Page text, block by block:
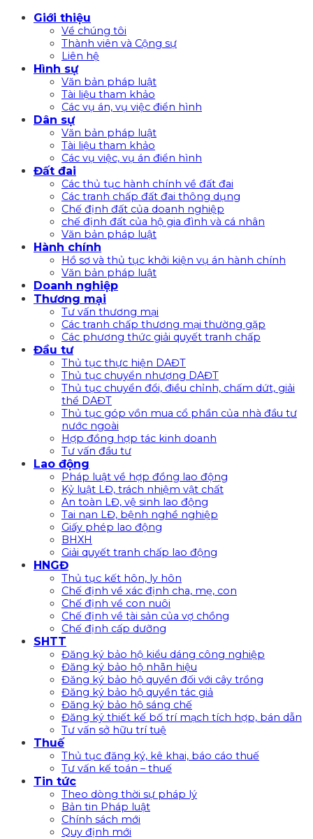
Giới thiệu
Về chúng tôi
Thành viên và Cộng sự
Liên hệ
Hình sự
Văn bản pháp luật
Tài liệu tham khảo
Các vụ án, vụ việc điển hình
Dân sự
Văn bản pháp luật
Tài liệu tham khảo
Các vụ việc, vụ án điển hình
Đất đai
Các thủ tục hành chính về đất đai
Các tranh chấp đất đai thông dụng
Chế định đất của doanh nghiệp
chế định đất của hộ gia đình và cá nhân
Văn bản pháp luật
Hành chính
Hồ sơ và thủ tục khởi kiện vụ án hành chính
Văn bản pháp luật
Doanh nghiệp
Thương mại
Tư vấn thương mại
Các tranh chấp thương mại thường gặp
Các phương thức giải quyết tranh chấp
Đầu tư
Thủ tục thực hiện DAĐT
Thủ tục chuyển nhượng DAĐT
Thủ tục chuyển đổi, điều chỉnh, chấm dứt, giải
thể DAĐT
Thủ tục góp vồn mua cổ phần của nhà đầu tư
nước ngoài
Hợp đồng hợp tác kinh doanh
Tư vấn đầu tư
Lao động
Pháp luật về hợp đồng lao động
Kỷ luật LĐ, trách nhiệm vật chất
An toàn LĐ, vệ sinh lao động
Tai nạn LĐ, bệnh nghề nghiệp
Giấy phép lao động
BHXH
Giải quyết tranh chấp lao động
HNGĐ
Thủ tục kết hôn, ly hôn
Chế định về xác định cha, mẹ, con
Chế định về con nuôi
Chế định về tài sản của vợ chồng
Chế định cấp dưỡng
SHTT
Đăng ký bảo hộ kiểu dáng công nghiệp
Đăng ký bảo hộ nhãn hiệu
Đăng ký bảo hộ quyền đối với cây trồng
Đăng ký bảo hộ quyền tác giả
Đăng ký bảo hộ sáng chế
Đăng ký thiết kế bố trí mạch tích hợp, bán dẫn
Tư vấn sở hữu trí tuệ
Thuế
Thủ tục đăng ký, kê khai, báo cáo thuế
Tư vấn kế toán – thuế
Tin tức
Theo dòng thời sự pháp lý
Bản tin Pháp luật
Chính sách mới
Quy định mới